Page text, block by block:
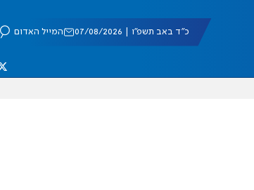
כ"ד באב תשפ"ו | 07/08/2026 המייל האדום